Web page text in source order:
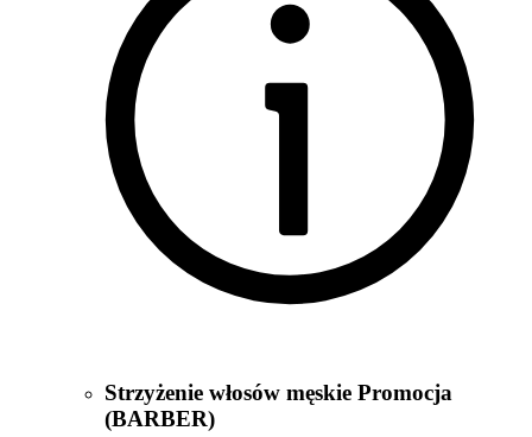
Strzyżenie włosów męskie Promocja
(BARBER)